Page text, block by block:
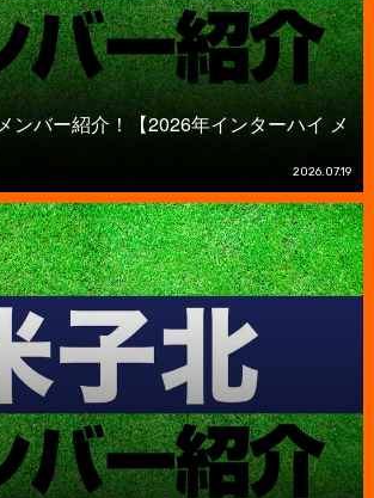
ンバー紹介！【2026年インターハイ メ
2026.07.19